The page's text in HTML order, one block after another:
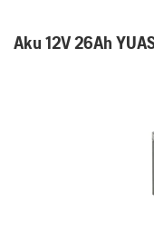
Aku 12V 26Ah